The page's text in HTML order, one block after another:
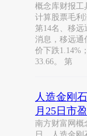
概念库财报工
计算股票毛利
第14名、移远
消息，移远通
价下跌1.14%
33.66。 第
人造金刚
月25日市
南方财富网概